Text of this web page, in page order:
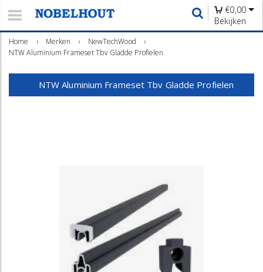
€0,00
Bekijken
Home › Merken › NewTechWood
›
NTW Aluminium Frameset Tbv Gladde Profielen
NTW Aluminium Frameset Tbv Gladde Profielen